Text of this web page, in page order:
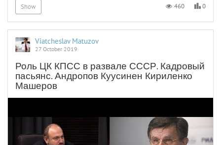
Show 460 0
Viatcheslav Matuzov
27 October 2019
Роль ЦК КПСС в развале СССР. Кадровый
пасьянс. Андропов Куусинен Кириленко
Машеров